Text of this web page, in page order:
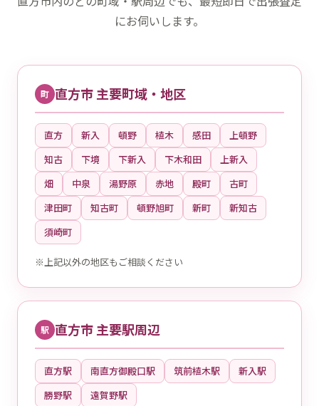
にお伺いします。
町 直方市 主要町域・地区
直方 新入 頓野 植木 感田
上頓野
知古
下境 下新入 下木和田
上新入
畑
中泉 湯野原 赤地 殿町
古町
津田町
知古町 頓野旭町 新町
新知古
須崎町
※上記以外の地区もご相談ください
駅 直方市 主要駅周辺
直方駅 南直方御殿口駅 筑前植木駅
新入駅
勝野駅
遠賀野駅